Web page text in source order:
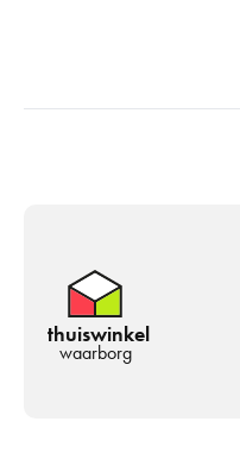
thuiswinkel
waarborg